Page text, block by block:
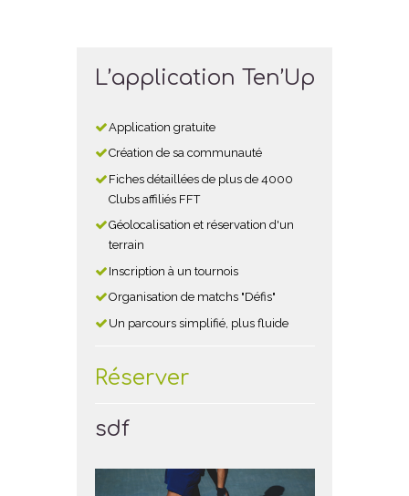
L’application Ten’Up
Application gratuite
Création de sa communauté
Fiches détaillées de plus de 4000
Clubs affiliés FFT
Géolocalisation et réservation d'un
terrain
Inscription à un tournois
Organisation de matchs "Défis"
Un parcours simplifié, plus fluide
Réserver
sdf